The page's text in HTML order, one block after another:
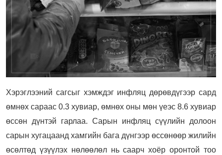
Хэрэглээний сагсыг хэмждэг инфляц дөрөвдүгээр сард
өмнөх сараас 0.3 хувиар, өмнөх оны мөн үеэс 8.6 хувиар
өссөн дүнтэй гарлаа. Сарын инфляц сүүлийн долоон
сарын хугацаанд хамгийн бага дүнгээр өссөнөөр жилийн
өсөлтөд үзүүлэх нөлөөлөл нь саарч хоёр оронтой тоо